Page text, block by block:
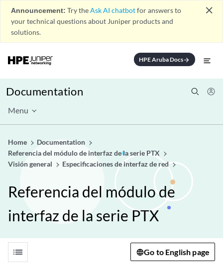
Announcement: Try theAsk AI chatbotfor answers to
your technical questions about Juniper products and
solutions.
close
HPE Aruba Docsarrow_forward
Documentation
Menu
Home
Documentation
Referencia del módulo de interfaz de la serie PTX
Visión general
Especificaciones de interfaz de red
Referencia del módulo de
interfaz de la serie PTX
list Go to English page